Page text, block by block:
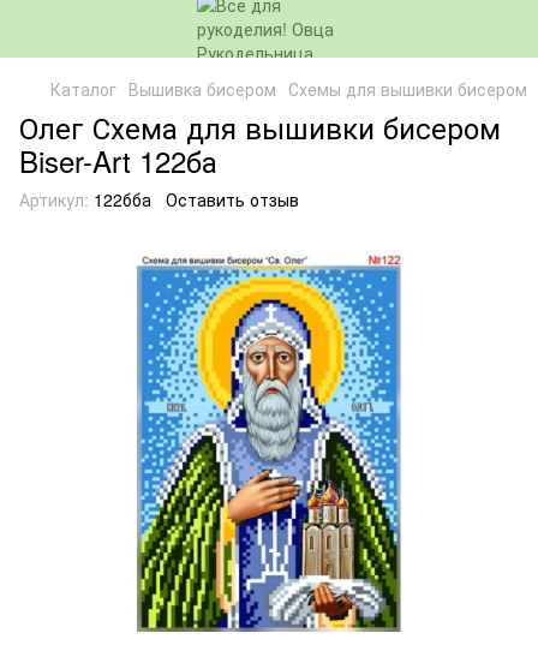
Каталог Вышивка бисером Схемы для вышивки бисером
Олег Схема для вышивки бисером
Biser-Art 122ба
Артикул: 122бба Оставить отзыв